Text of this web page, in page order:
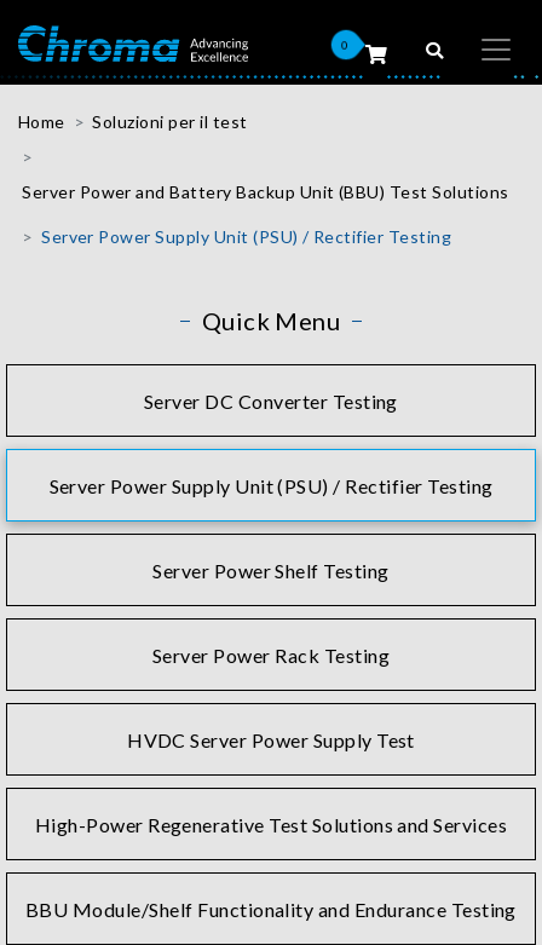
0
Home Soluzioni per il test
Server Power and Battery Backup Unit (BBU) Test Solutions
Server Power Supply Unit (PSU) / Rectifier Testing
Quick Menu
Server DC Converter Testing
Server Power Supply Unit (PSU) / Rectifier Testing
Server Power Shelf Testing
Server Power Rack Testing
HVDC Server Power Supply Test
High-Power Regenerative Test Solutions and Services
BBU Module/Shelf Functionality and Endurance Testing